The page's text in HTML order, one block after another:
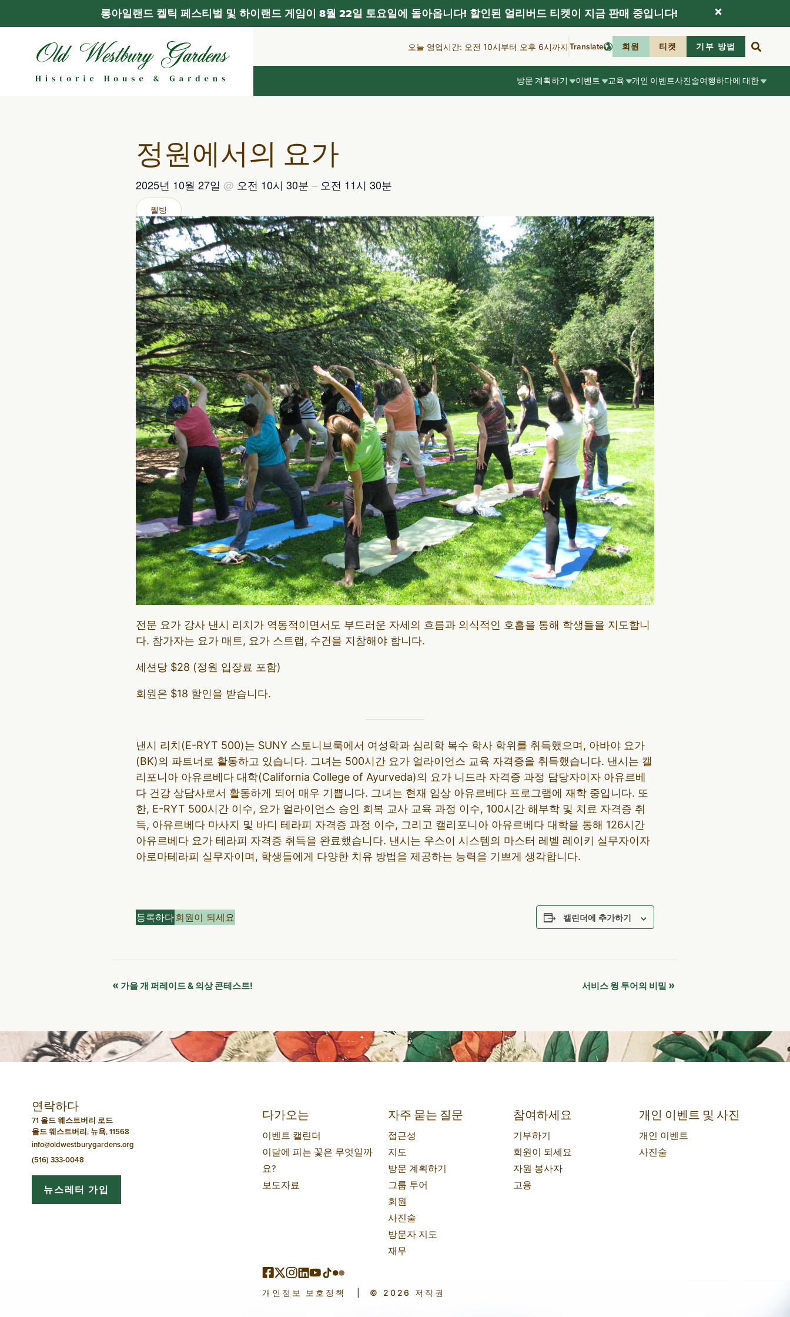
오늘 영업시간: 오전 10시부터 오후 6시까지 Translate 회원 티켓 기부 방법
방문 계획하기 이벤트 교육 개인 이벤트사진술여행하다에 대한
정원에서의 요가
2025년 10월 27일 @ 오전 10시 30분 – 오전 11시 30분
웰빙
전문 요가 강사 낸시 리치가 역동적이면서도 부드러운 자세의 흐름과 의식적인 호흡을 통해 학생들을 지도합니
다. 참가자는 요가 매트, 요가 스트랩, 수건을 지참해야 합니다.
세션당 $28 (정원 입장료 포함)
회원은 $18 할인을 받습니다.
낸시 리치(E-RYT 500)는 SUNY 스토니브룩에서 여성학과 심리학 복수 학사 학위를 취득했으며, 아바야 요가
(BK)의 파트너로 활동하고 있습니다. 그녀는 500시간 요가 얼라이언스 교육 자격증을 취득했습니다. 낸시는 캘
리포니아 아유르베다 대학(California College of Ayurveda)의 요가 니드라 자격증 과정 담당자이자 아유르베
다 건강 상담사로서 활동하게 되어 매우 기쁩니다. 그녀는 현재 임상 아유르베다 프로그램에 재학 중입니다. 또
한, E-RYT 500시간 이수, 요가 얼라이언스 승인 회복 교사 교육 과정 이수, 100시간 해부학 및 치료 자격증 취
득, 아유르베다 마사지 및 바디 테라피 자격증 과정 이수, 그리고 캘리포니아 아유르베다 대학을 통해 126시간
아유르베다 요가 테라피 자격증 취득을 완료했습니다. 낸시는 우스이 시스템의 마스터 레벨 레이키 실무자이자
아로마테라피 실무자이며, 학생들에게 다양한 치유 방법을 제공하는 능력을 기쁘게 생각합니다.
등록하다회원이 되세요 캘린더에 추가하기
이
트
네
게
이
션
« 가을 개 퍼레이드 & 의상 콘테스트! 서비스 윙 투어의 비밀 »
연락하다
71 올드 웨스트버리 로드
올드 웨스트버리, 뉴욕, 11568
info@oldwestburygardens.org
(516) 333-0048
뉴스레터 가입
다가오는
이벤트 캘린더
이달에 피는 꽃은 무엇일까
요?
보도자료
자주 묻는 질문
접근성
지도
방문 계획하기
그룹 투어
회원
사진술
방문자 지도
재무
참여하세요
기부하기
회원이 되세요
자원 봉사자
고용
개인 이벤트 및 사진
개인 이벤트
사진술
개인정보 보호정책 © 2026 저작권
롱아일랜드 켈틱 페스티벌 및 하이랜드 게임이 8월 22일 토요일에 돌아옵니다! 할인된 얼리버드 티켓이 지금 판매 중입니다!